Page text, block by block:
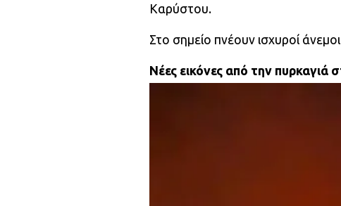
Καρύστου.
Στο σημείο πνέουν ισχυροί
Νέες εικόνες από την πυρκαγιά